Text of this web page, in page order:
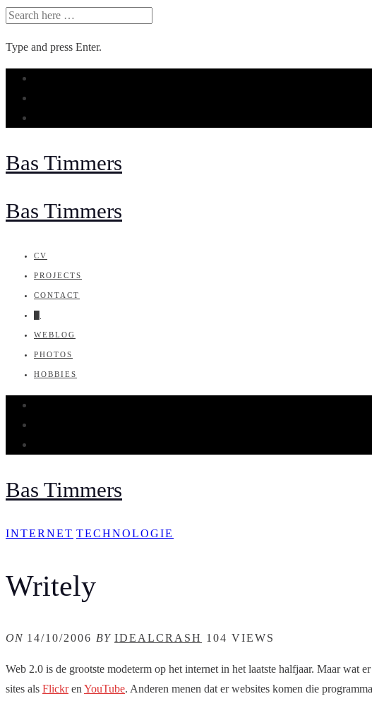
SEARCH
Type and press Enter.
Skip
content
Bas Timmers
Bas Timmers
CV
PROJECTS
CONTACT
WEBLOG
PHOTOS
HOBBIES
Bas Timmers
INTERNET TECHNOLOGIE
Writely
ON 14/10/2006 BY IDEALCRASH 104 VIEWS
Web 2.0 is de grootste modeterm op het internet in het laatste halfjaar. Maar wat
sites als Flickren YouTube. Anderen menen dat er websites komen die